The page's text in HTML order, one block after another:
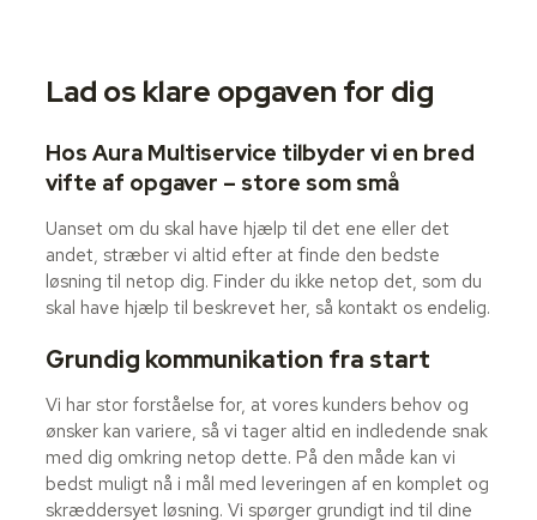
Lad os klare opgaven for dig
Hos Aura Multiservice tilbyder vi en bred
vifte af opgaver – store som små
Uanset om du skal have hjælp til det ene eller det
andet, stræber vi altid efter at finde den bedste
løsning til netop dig. Finder du ikke netop det, som du
skal have hjælp til beskrevet her, så kontakt os endelig.
Grundig kommunikation fra start
Vi har stor forståelse for, at vores kunders behov og
ønsker kan variere, så vi tager altid en indledende snak
med dig omkring netop dette. På den måde kan vi
bedst muligt nå i mål med leveringen af en komplet og
skræddersyet løsning. Vi spørger grundigt ind til dine